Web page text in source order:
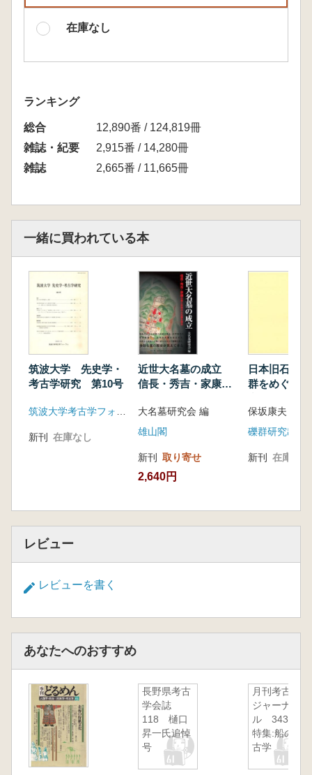
在庫なし
ランキング
総合
12,890番 / 124,819冊
雑誌・紀要
2,915番 / 14,280冊
雑誌
2,665番 / 11,665冊
一緒に買われている本
筑波大学 先史学・
考古学研究 第10号
筑波大学考古学フォーラム(筑波大学歴史・人類学系)
新刊 在庫なし
近世大名墓の成立
信長・秀吉・家康の
探る
大名墓研究会 編
雄山閣
新刊 取り寄せ
2,640円
日本旧石器
群をめぐる
保坂康夫 著
礫群研究出版
新刊 在庫なし
レビュー
レビューを書く
あなたへのおすすめ
長野県考古
学会誌
118 樋口
昇一氏追悼
号
月刊考古学
ジャーナ
ル 343
特集:船の考
古学